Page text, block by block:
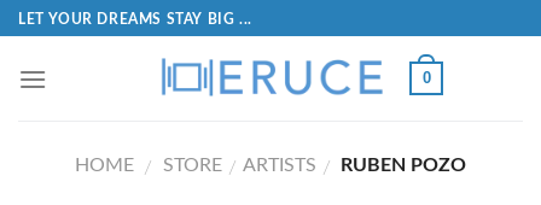
LET YOUR DREAMS STAY BIG ...
0
HOME / STORE / ARTISTS / RUBEN POZO